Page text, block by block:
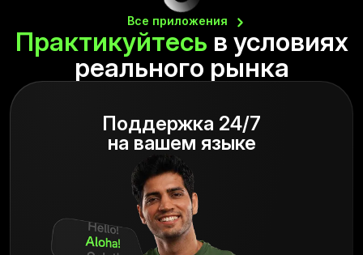
Все приложения
Практикуйтесь в условиях
реального рынка
Поддержка 24/7
на вашем языке